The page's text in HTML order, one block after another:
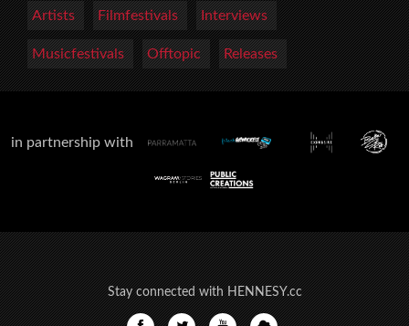
Artists Filmfestivals Interviews
Musicfestivals Offtopic Releases
in partnership with
Stay connected with HENNESY.cc